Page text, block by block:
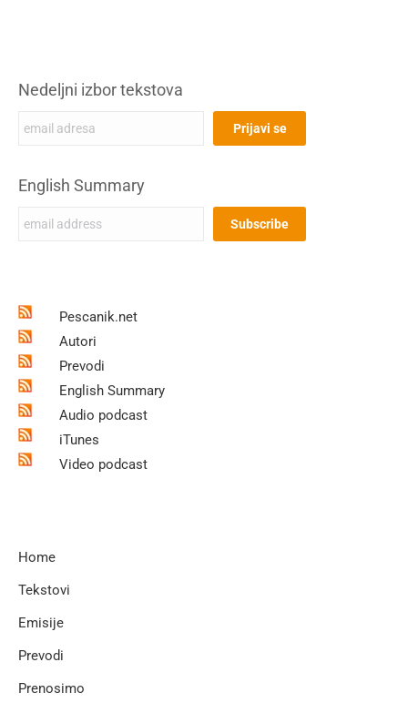
Nedeljni izbor tekstova
English Summary
Pescanik.net
Autori
Prevodi
English Summary
Audio podcast
iTunes
Video podcast
Home
Tekstovi
Emisije
Prevodi
Prenosimo